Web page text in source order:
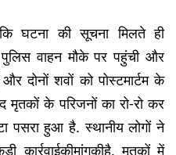
घटना की सूचना मिलते ही
वाहन मौके पर पहुंची और
दोनों शवों को पोस्टमार्टम के
मृतकों के परिजनों का रो-रो कर
पसरा हुआ है. स्थानीय लोगों ने
कार्रवाईकीमांगकीहै. मृतकों में